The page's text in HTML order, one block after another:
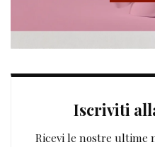
Iscriviti
Ricevi le nostre ultime